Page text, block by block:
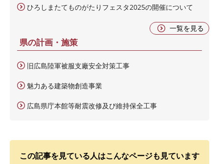
ひろしまたてものがたりフェスタ2025の開催について
一覧を見る
県の計画・施策
旧広島陸軍被服支廠安全対策工事
魅力ある建築物創造事業
広島県庁本館等耐震改修及び維持保全工事
この記事を見ている人はこんなページも見ています